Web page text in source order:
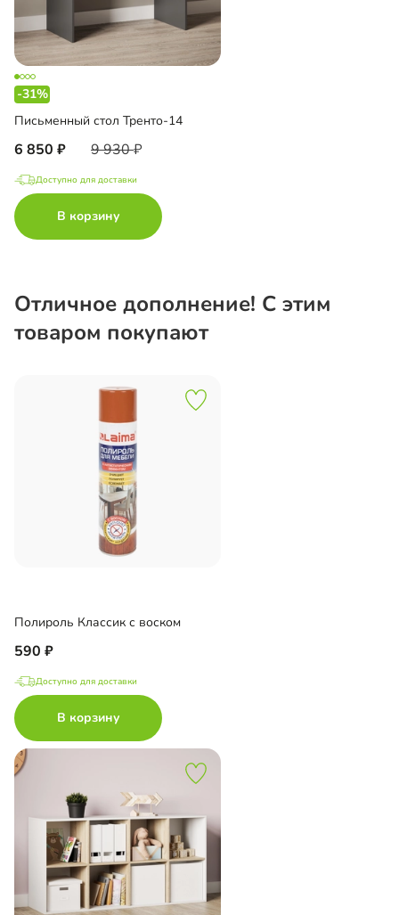
-31%
Письменный стол Тренто-14
6 850 9 930
Доступно для доставки
В корзину
Отличное дополнение! С этим
товаром покупают
Полироль Классик с воском
590
Доступно для доставки
В корзину